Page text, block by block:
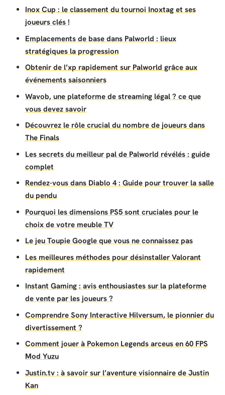
Inox Cup : le classement du tournoi Inoxtag et ses
joueurs clés !
Emplacements de base dans Palworld : lieux
stratégiques la progression
Obtenir de l’xp rapidement sur Palworld grâce aux
événements saisonniers
Wavob, une plateforme de streaming légal ? ce que
vous devez savoir
Découvrez le rôle crucial du nombre de joueurs dans
The Finals
Les secrets du meilleur pal de Palworld révélés : guide
complet
Rendez-vous dans Diablo 4 : Guide pour trouver la salle
du pendu
Pourquoi les dimensions PS5 sont cruciales pour le
choix de votre meuble TV
Le jeu Toupie Google que vous ne connaissez pas
Les meilleures méthodes pour désinstaller Valorant
rapidement
Instant Gaming : avis enthousiastes sur la plateforme
de vente par les joueurs ?
Comprendre Sony Interactive Hilversum, le pionnier du
divertissement ?
Comment jouer à Pokemon Legends arceus en 60 FPS
Mod Yuzu
Justin.tv : à savoir sur l’aventure visionnaire de Justin
Kan